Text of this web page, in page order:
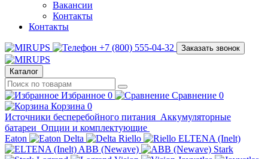
Вакансии
Контакты
Контакты
+7 (800) 555-04-32 Заказать звонок
Каталог
Избранное 0 Сравнение 0
Корзина 0
Источники бесперебойного питания Аккумуляторные
батареи Опции и комплектующие
Eaton
Delta Riello
ELTENA (Inelt)
ABB (Newave)
Stark